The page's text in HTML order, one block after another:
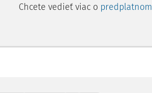
Chcete vedieť viac o predplatnom